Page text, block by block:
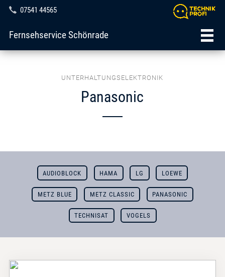
07541 44565
Fernsehservice Schönrade
UNTERHALTUNGSELEKTRONIK
Panasonic
AUDIOBLOCK HAMA LG LOEWE
METZ BLUE METZ CLASSIC PANASONIC
TECHNISAT VOGELS